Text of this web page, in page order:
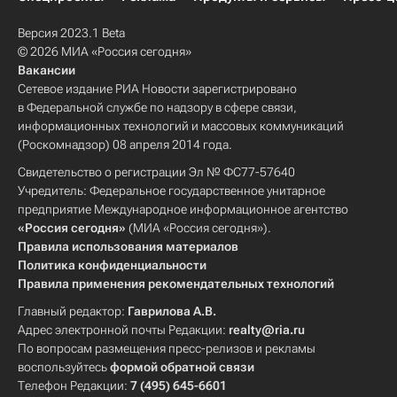
Версия 2023.1 Beta
© 2026 МИА «Россия сегодня»
Вакансии
Сетевое издание РИА Новости зарегистрировано
в Федеральной службе по надзору в сфере связи,
информационных технологий и массовых коммуникаций
(Роскомнадзор) 08 апреля 2014 года.
Свидетельство о регистрации Эл № ФС77-57640
Учредитель: Федеральное государственное унитарное
предприятие Международное информационное агентство
«Россия сегодня» (МИА «Россия сегодня»).
Правила использования материалов
Политика конфиденциальности
Правила применения рекомендательных технологий
Главный редактор: Гаврилова А.В.
Адрес электронной почты Редакции: realty@ria.ru
По вопросам размещения пресс-релизов и рекламы
воспользуйтесьформой обратной связи
Телефон Редакции: 7 (495) 645-6601